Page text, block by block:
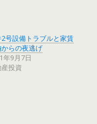
号設備トラブルと家賃
らの夜逃げ
年9月7日
投資